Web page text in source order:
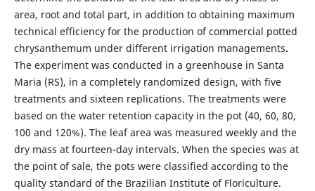
area, root and total part, in addition to obtaining maximum
technical efficiency for the production of commercial potted
chrysanthemum under different irrigation managements.
The experiment was conducted in a greenhouse in Santa
Maria (RS), in a completely randomized design, with five
treatments and sixteen replications. The treatments were
based on the water retention capacity in the pot (40, 60, 80,
100 and 120%). The leaf area was measured weekly and the
dry mass at fourteen-day intervals. When the species was at
the point of sale, the pots were classified according to the
quality standard of the Brazilian Institute of Floriculture.